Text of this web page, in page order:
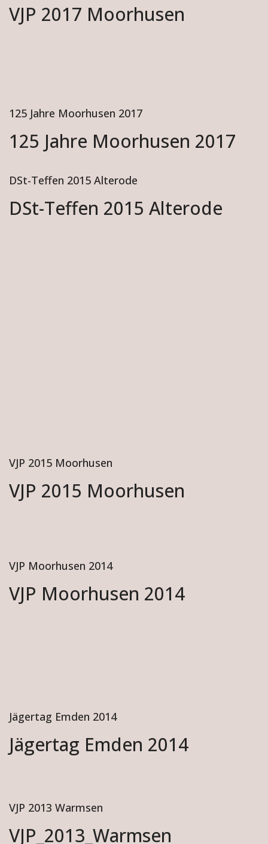
VJP 2017 Moorhusen
125 Jahre Moorhusen 2017
125 Jahre Moorhusen 2017
DSt-Teffen 2015 Alterode
DSt-Teffen 2015 Alterode
VJP 2015 Moorhusen
VJP 2015 Moorhusen
VJP Moorhusen 2014
VJP Moorhusen 2014
Jägertag Emden 2014
Jägertag Emden 2014
VJP 2013 Warmsen
VJP_2013_Warmsen